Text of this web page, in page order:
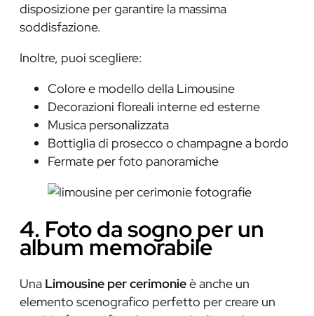
disposizione per garantire la massima
soddisfazione.
Inoltre, puoi scegliere:
Colore e modello della Limousine
Decorazioni floreali interne ed esterne
Musica personalizzata
Bottiglia di prosecco o champagne a bordo
Fermate per foto panoramiche
4. Foto da sogno per un
album memorabile
Una Limousine per cerimonieè anche un
elemento scenografico perfetto per creare un